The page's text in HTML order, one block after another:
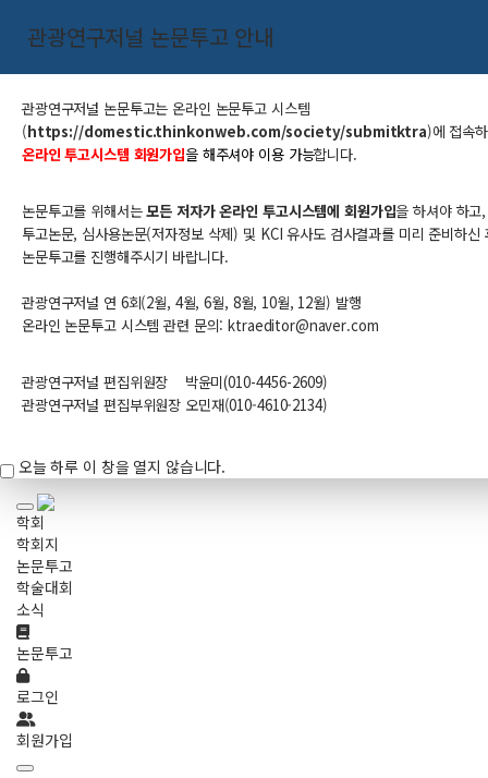
관광연구저널 논문투고 안내
관광연구저널 논문투고는 온라인 논문투고 시스템
(https://domestic.thinkonweb.com/society/submitktra​)에 접속
온라인 투고시스템 회원가입을 해주셔야 이용 가능합니다.
논문투고를 위해서는모든 저자가 온라인 투고시스템에 회원가입을 하셔야 하고,
투고논문, 심사용논문(저자정보 삭제) 및 KCI 유사도 검사결과를 미리 준비하신
논문투고를 진행해주시기 바랍니다.
관광연구저널 연 6회(2월, 4월, 6월, 8월, 10월, 12월) 발행
온라인 논문투고 시스템 관련 문의: ktraeditor@naver.com​
관광연구저널 편집위원장 박윤미(010-4456-2609)
관광연구저널 편집부위원장 오민재(010-4610-2134)
오늘 하루 이 창을 열지 않습니다.
학회
학회지
논문투고
학술대회
소식
논문투고
로그인
회원가입